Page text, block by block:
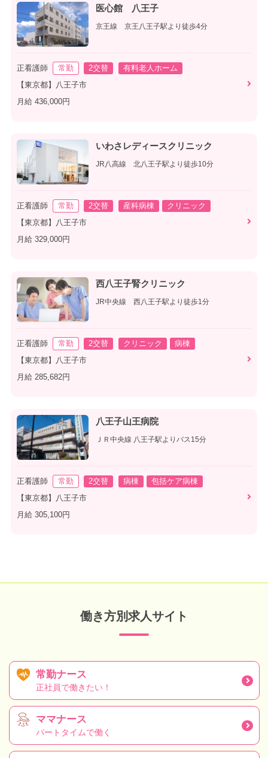
医心館 八王子
京王線 京王八王子駅より徒歩4分
正看護師 常勤 2交替
有料老人ホーム
【東京都】八王子市
月給 436,000円
いわさレディースクリニック
JR八高線 北八王子駅より徒歩10分
正看護師 常勤 2交替 産科病棟
クリニック
【東京都】八王子市
月給 329,000円
西八王子腎クリニック
JR中央線 西八王子駅より徒歩1分
正看護師 常勤 2交替 クリニック
病棟
【東京都】八王子市
月給 285,682円
八王子山王病院
ＪＲ中央線 八王子駅よりバス15分
正看護師 常勤 2交替 病棟
包括ケア病棟
【東京都】八王子市
月給 305,100円
働き方別求人サイト
常勤ナース
正社員で働きたい！
ママナース
パートタイムで働く